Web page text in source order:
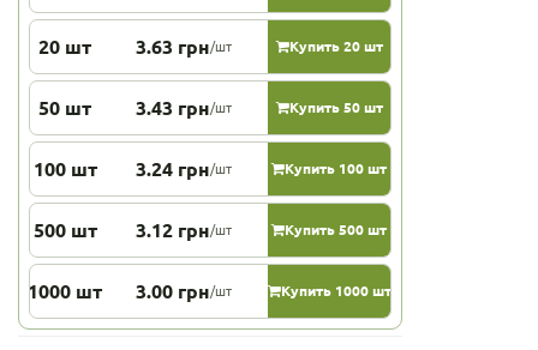
20 шт 3.63 грн/шт Купить 20 шт
50 шт 3.43 грн/шт Купить 50 шт
100 шт 3.24 грн/шт Купить 100 шт
500 шт 3.12 грн/шт Купить 500 шт
1000 шт 3.00 грн/шт Купить 1000 шт